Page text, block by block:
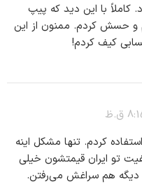
کاملاً با این دید که پیپ
و حسش کردم. ممنون از این
کیف کردم!
کردم. تنها مشکل اینه
تو ایران قیمتشون خیلی
دیگه هم سراغش می‌رفتن.